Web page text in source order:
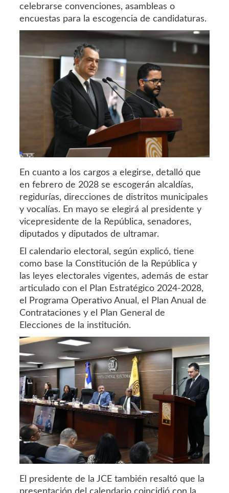
celebrarse convenciones, asambleas o
encuestas para la escogencia de candidaturas.
En cuanto a los cargos a elegirse, detalló que
en febrero de 2028 se escogerán alcaldías,
regidurías, direcciones de distritos municipales
y vocalías. En mayo se elegirá al presidente y
vicepresidente de la República, senadores,
diputados y diputados de ultramar.
El calendario electoral, según explicó, tiene
como base la Constitución de la República y
las leyes electorales vigentes, además de estar
articulado con el Plan Estratégico 2024-2028,
el Programa Operativo Anual, el Plan Anual de
Contrataciones y el Plan General de
Elecciones de la institución.
El presidente de la JCE también resaltó que la